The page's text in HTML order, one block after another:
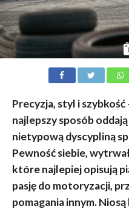
Precyzja, styl i
najlepszy sposób
nietypową dyscypliną
Pewność siebie,
które najlepiej opisują
pasję do motoryzacji,
pomagania innym.